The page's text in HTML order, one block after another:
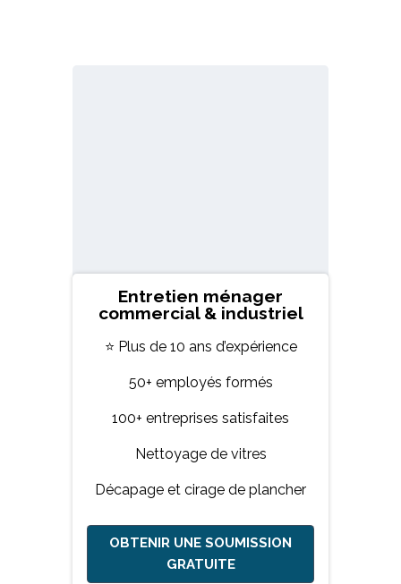
Entretien ménager
commercial & industriel
⭐ Plus de 10 ans d’expérience
50+ employés formés
100+ entreprises satisfaites
Nettoyage de vitres
Décapage et cirage de plancher
OBTENIR UNE SOUMISSION
GRATUITE